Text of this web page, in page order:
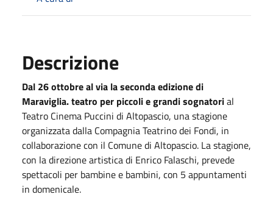
Descrizione
Dal 26 ottobre al via la seconda edizione di
Maraviglia. teatro per piccoli e grandi sognatorial
Teatro Cinema Puccini di Altopascio, una stagione
organizzata dalla Compagnia Teatrino dei Fondi, in
collaborazione con il Comune di Altopascio. La stagione,
con la direzione artistica di Enrico Falaschi, prevede
spettacoli per bambine e bambini, con 5 appuntamenti
in domenicale.